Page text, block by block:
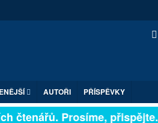
AUTOŘI PŘÍSPĚVKY
Prosíme, přispějte. ➥